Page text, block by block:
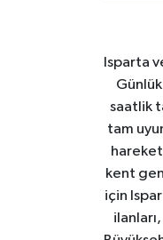
Isparta
saatlik
tam
kent
için